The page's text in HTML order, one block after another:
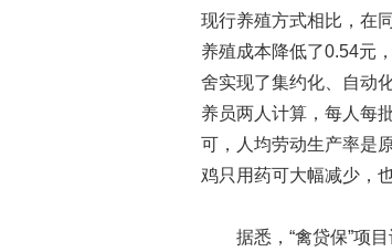
现行养殖方式相比，在
养殖成本降低了0.54元
舍实现了集约化、自动
养员两人计算，每人每
可，人均劳动生产率是
鸡只用药可大幅减少，
据悉，“禽贷保”项目